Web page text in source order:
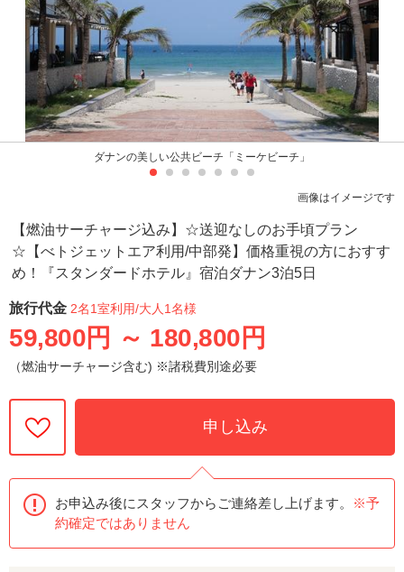
ダナンの美しい公共ビーチ「ミーケビーチ」
画像はイメージです
【燃油サーチャージ込み】☆送迎なしのお手頃プラン
☆【べトジェットエア利用/中部発】価格重視の方におすす
め！『スタンダードホテル』宿泊ダナン3泊5日
旅行代金 2名1室利用/大人1名様
59,800円 ～ 180,800円
（燃油サーチャージ含む) ※諸税費別途必要
申し込み
お申込み後にスタッフからご連絡差し上げます。
※予
約確定ではありません